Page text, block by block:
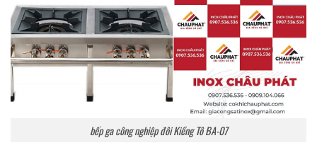
bếp ga công nghiệp đôi Kiềng Tô BA-07